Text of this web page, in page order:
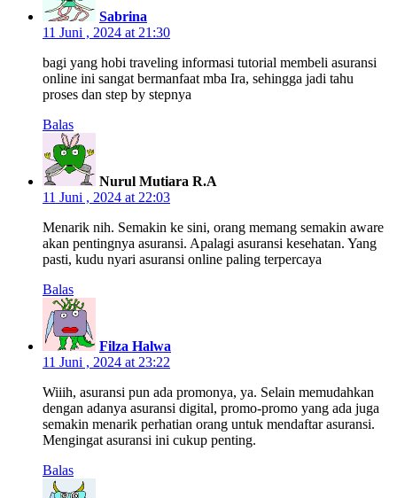
Sabrina
11 Juni , 2024 at 21:30
bagi yang hobi traveling informasi tutorial membeli asuransi
online ini sangat bermanfaat mba Ira, sehingga jadi tahu
proses dan step by stepnya
Balas
Nurul Mutiara R.A
11 Juni , 2024 at 22:03
Menarik nih. Semakin ke sini, orang memang semakin aware
akan pentingnya asuransi. Apalagi asuransi kesehatan. Yang
pasti, kudu nyari asuransi online paling terpercaya
Balas
Filza Halwa
11 Juni , 2024 at 23:22
Wiiih, asuransi pun ada promonya, ya. Selain memudahkan
dengan adanya asuransi digital, promo-promo yang ada juga
semakin menarik perhatian orang untuk mendaftar asuransi.
Mengingat asuransi ini cukup penting.
Balas